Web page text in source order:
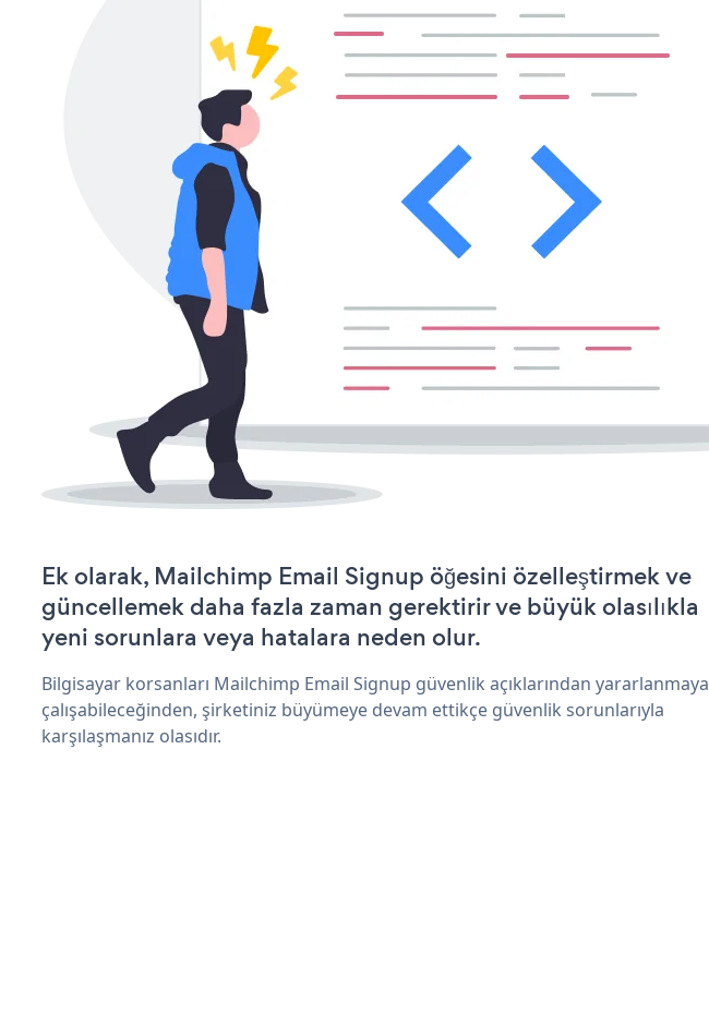
Ek olarak, Mailchimp Email Signup öğesini özelleştirmek ve
güncellemek daha fazla zaman gerektirir ve büyük olasılıkla
yeni sorunlara veya hatalara neden olur.
Bilgisayar korsanları Mailchimp Email Signup güvenlik açıklarından yararlanmaya
çalışabileceğinden, şirketiniz büyümeye devam ettikçe güvenlik sorunlarıyla
karşılaşmanız olasıdır.